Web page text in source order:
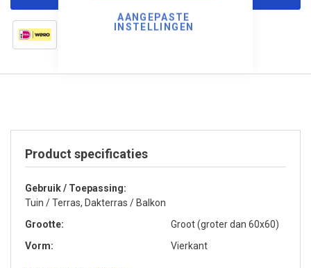
AANGEPASTE
INSTELLINGEN
Product specificaties
Gebruik / Toepassing
Tuin / Terras, Dakterras / Balkon
Grootte
Groot (groter dan 60x60)
Vorm
Vierkant